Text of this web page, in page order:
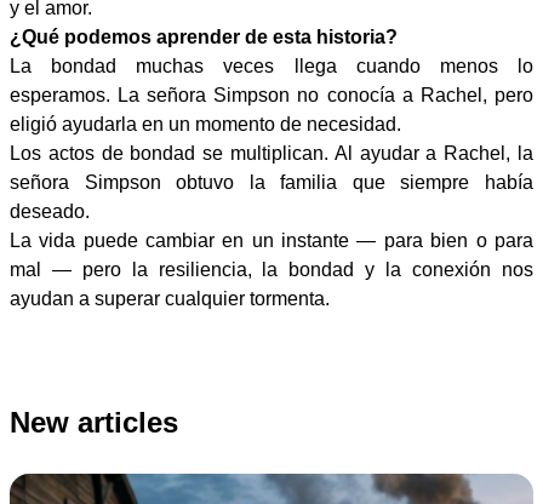
y el amor.
¿Qué podemos aprender de esta historia?
La bondad muchas veces llega cuando menos lo
esperamos. La señora Simpson no conocía a Rachel, pero
eligió ayudarla en un momento de necesidad.
Los actos de bondad se multiplican. Al ayudar a Rachel, la
señora Simpson obtuvo la familia que siempre había
deseado.
La vida puede cambiar en un instante — para bien o para
mal — pero la resiliencia, la bondad y la conexión nos
ayudan a superar cualquier tormenta.
New articles